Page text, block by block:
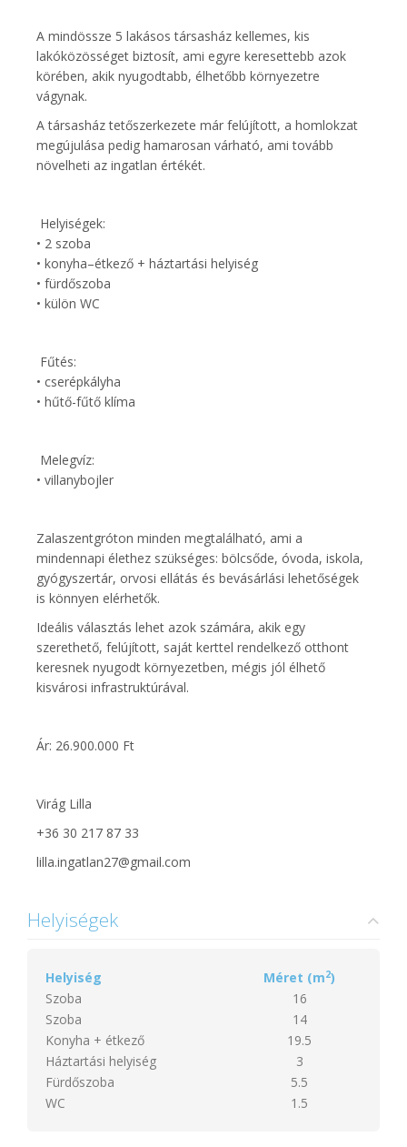
A mindössze 5 lakásos társasház kellemes, kis
lakóközösséget biztosít, ami egyre keresettebb azok
körében, akik nyugodtabb, élhetőbb környezetre
vágynak.
A társasház tetőszerkezete már felújított, a homlokzat
megújulása pedig hamarosan várható, ami tovább
növelheti az ingatlan értékét.
Helyiségek:
• 2 szoba
• konyha–étkező + háztartási helyiség
• fürdőszoba
• külön WC
Fűtés:
• cserépkályha
• hűtő-fűtő klíma
Melegvíz:
• villanybojler
Zalaszentgróton minden megtalálható, ami a
mindennapi élethez szükséges: bölcsőde, óvoda, iskola,
gyógyszertár, orvosi ellátás és bevásárlási lehetőségek
is könnyen elérhetők.
Ideális választás lehet azok számára, akik egy
szerethető, felújított, saját kerttel rendelkező otthont
keresnek nyugodt környezetben, mégis jól élhető
kisvárosi infrastruktúrával.
Ár: 26.900.000 Ft
Virág Lilla
+36 30 217 87 33
lilla.ingatlan27@gmail.com
Helyiségek
Helyiség Méret (m2)
Szoba
16
Szoba
14
Konyha + étkező
19.5
Háztartási helyiség
3
Fürdőszoba
5.5
WC
1.5